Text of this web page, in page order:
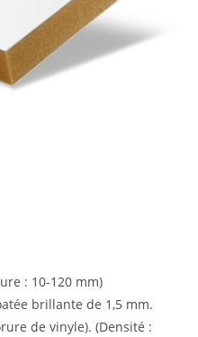
: 10-120 mm)
brillante de 1,5 mm.
de vinyle). (Densité :